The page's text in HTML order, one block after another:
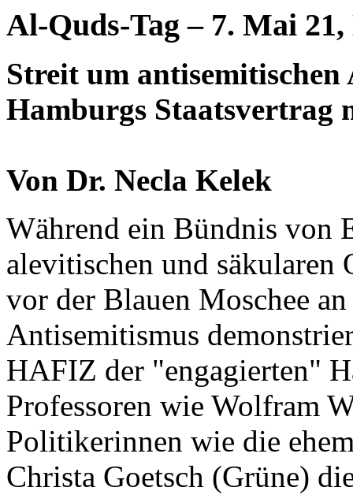
Al-Quds-Tag – 7. Mai
Streit um
Hamburgs Staatsvertrag
Von Dr. Necla Kelek
Während ein Bündnis von
alevitischen und säkularen
vor der Blauen Moschee
Antisemitismus
HAFIZ der "engagierten"
Professoren wie Wolfram
Politikerinnen wie die
Christa Goetsch (Grüne)